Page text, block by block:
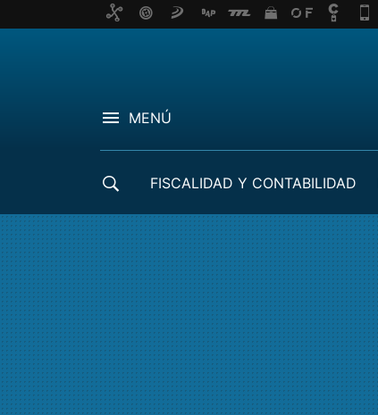
MENÚ
FISCALIDAD Y CONTABILIDAD